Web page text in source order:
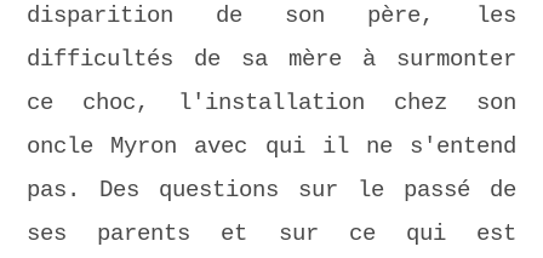
disparition de son père, les
difficultés de sa mère à surmonter
ce choc, l'installation chez son
oncle Myron avec qui il ne s'entend
pas. Des questions sur le passé de
ses parents et sur ce qui est